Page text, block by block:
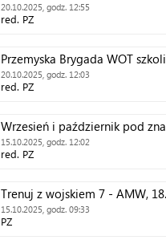
20.10.2025, godz. 12:55
red. PZ
Przemyska Brygada WOT
20.10.2025, godz. 12:03
red. PZ
Wrzesień i październik pod
Wybrzeża na ćwiczeniach
15.10.2025, godz. 12:02
red. PZ
Trenuj z wojskiem 7 - AMW,
15.10.2025, godz. 09:33
PZ